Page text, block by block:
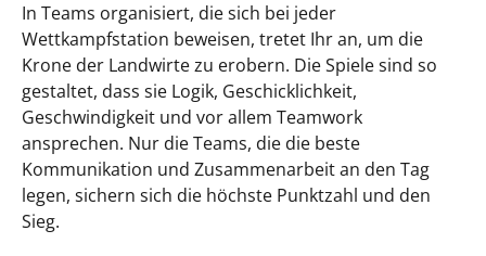
In Teams organisiert, die sich bei jeder
Wettkampfstation beweisen, tretet Ihr an, um die
Krone der Landwirte zu erobern. Die Spiele sind so
gestaltet, dass sie Logik, Geschicklichkeit,
Geschwindigkeit und vor allem Teamwork
ansprechen. Nur die Teams, die die beste
Kommunikation und Zusammenarbeit an den Tag
legen, sichern sich die höchste Punktzahl und den
Sieg.